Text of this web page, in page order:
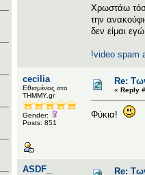
Χρωστάω
την
δεν είμαι
!video spam
cecilia
Εθισμένος στο
ΤΗΜΜΥ.gr
Gender:
Posts: 851
Re:
« Reply
Φύκια!
ASDF_ Re: